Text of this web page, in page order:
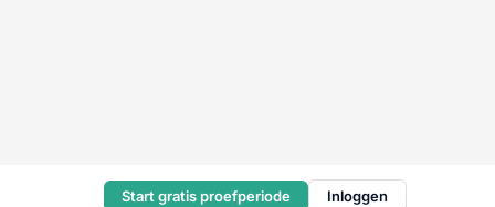
Start gratis proefperiode Inloggen